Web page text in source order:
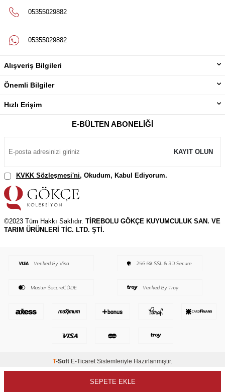
SEPETE EKLE
05355029882
05355029882
Alışveriş Bilgileri
Önemli Bilgiler
Hızlı Erişim
E-BÜLTEN ABONELIĞI
KAYIT OLUN
KVKK Sözleşmesi'ni, Okudum, Kabul Ediyorum.
©2023 Tüm Hakkı Saklıdır. TİREBOLU GÖKÇE KUYUMCULUK SAN. VE
TARIM ÜRÜNLERİ TİC. LTD. ŞTİ.
T-Soft E-TicaretSistemleriyle Hazırlanmıştır.